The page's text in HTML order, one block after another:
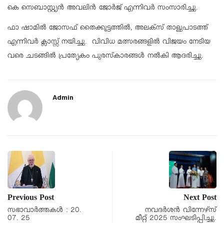
കെ സെബാസ്റ്റ്യൻ അവലിൻ ജോർജ് എന്നിവർ സംസാരിച്ചു.
ഫാ ഷാമിൽ ജോസഫ് തൈക്കൂട്ടത്തിൽ, അലക്സ്‌ താളുപാടത്ത്‌
എന്നിവർ ക്ലാസ്സ്‌ നയിച്ചു. വിവിധ മത്സരങ്ങളിൽ വിജയം നേടിയ
വരെ ചടങ്ങിൽ പ്രത്യേകം പുരസ്‌കാരങ്ങൾ നൽകി ആദരിച്ചു.
Admin
Previous Post
സഭാവാര്‍ത്തകള്‍ : 20.
07. 25
Next Post
നവദർശൻ വിന്നേഴ്സ്
മീറ്റ് 2025 സംഘടിപ്പിച്ചു.